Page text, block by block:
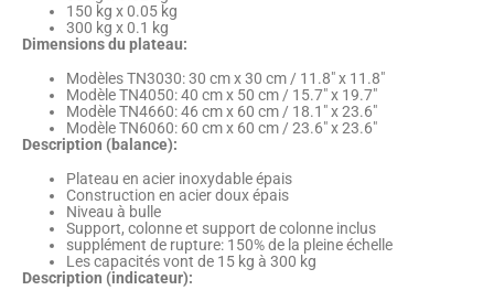
150 kg x 0.05 kg
300 kg x 0.1 kg
Dimensions du plateau:
Modèles TN3030: 30 cm x 30 cm / 11.8″ x 11.8″
Modèle TN4050: 40 cm x 50 cm / 15.7″ x 19.7″
Modèle TN4660: 46 cm x 60 cm / 18.1″ x 23.6″
Modèle TN6060: 60 cm x 60 cm / 23.6″ x 23.6″
Description (balance):
Plateau en acier inoxydable épais
Construction en acier doux épais
Niveau à bulle
Support, colonne et support de colonne inclus
supplément de rupture: 150% de la pleine échelle
Les capacités vont de 15 kg à 300 kg
Description (indicateur):